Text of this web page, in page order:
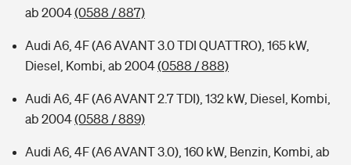
ab 2004(0588 / 887)
Audi A6, 4F (A6 AVANT 3.0 TDI QUATTRO), 165 kW,
Diesel, Kombi, ab 2004(0588 / 888)
Audi A6, 4F (A6 AVANT 2.7 TDI), 132 kW, Diesel, Kombi,
ab 2004(0588 / 889)
Audi A6, 4F (A6 AVANT 3.0), 160 kW, Benzin, Kombi, ab